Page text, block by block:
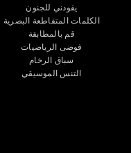
يقودني للجنون
الكلمات المتقاطعة البصرية
قم بالمطابقة
فوضى الرياضيات
سباق الرخام
التنس الموسيقي